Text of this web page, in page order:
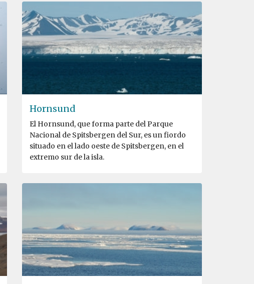
Hornsund
El Hornsund, que forma parte del Parque
Nacional de Spitsbergen del Sur, es un fiordo
situado en el lado oeste de Spitsbergen, en el
extremo sur de la isla.